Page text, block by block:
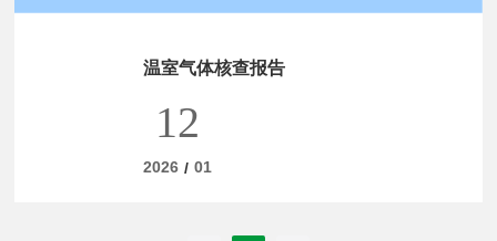
温室气体核查报告
12
2026 / 01